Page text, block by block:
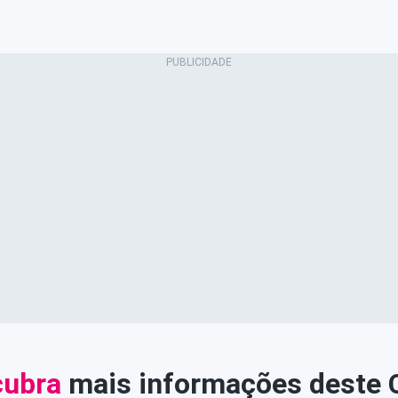
mais informações deste